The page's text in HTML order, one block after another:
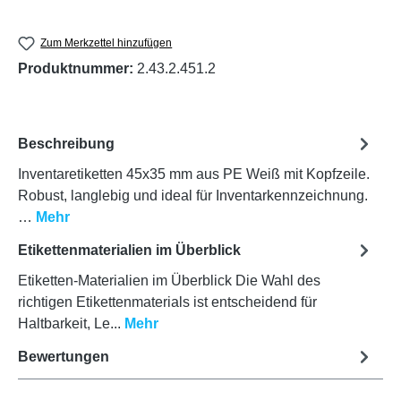
Zum Merkzettel hinzufügen
Produktnummer: 2.43.2.451.2
Beschreibung
Inventaretiketten 45x35 mm aus PE Weiß mit Kopfzeile.
Robust, langlebig und ideal für Inventarkennzeichnung.
… Mehr
Etikettenmaterialien im Überblick
Etiketten-Materialien im Überblick Die Wahl des
richtigen Etikettenmaterials ist entscheidend für
Haltbarkeit, Le... Mehr
Bewertungen